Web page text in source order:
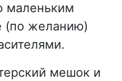
маленьким
(по желанию)
мешок и